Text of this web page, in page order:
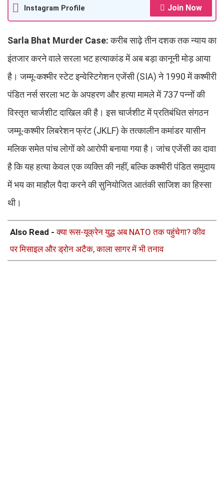
Instagram Profile Join Now
Sarla Bhat Murder Case:करीब साढ़े तीन दशक तक न्याय का
इंतजार करने वाले सरला भट हत्याकांड में अब बड़ा कानूनी मोड़ आया
है। जम्मू-कश्मीर स्टेट इन्वेस्टिगेशन एजेंसी (SIA) ने 1990 में कश्मीरी
पंडित नर्स सरला भट के अपहरण और हत्या मामले में 737 पन्नों की
विस्तृत चार्जशीट दाखिल की है। इस चार्जशीट में प्रतिबंधित संगठन
जम्मू-कश्मीर लिबरेशन फ्रंट (JKLF) के तत्कालीन कमांडर यासीन
मलिक समेत पांच लोगों को आरोपी बनाया गया है। जांच एजेंसी का दावा
है कि यह हत्या केवल एक व्यक्ति की नहीं, बल्कि कश्मीरी पंडित समुदाय
में भय का माहौल पैदा करने की सुनियोजित आतंकी साजिश का हिस्सा
थी।
Also Read -क्या रूस-यूक्रेन युद्ध अब NATO तक पहुंचेगा? कीव
पर मिसाइल और ड्रोन अटैक, काला सागर में भी तनाव